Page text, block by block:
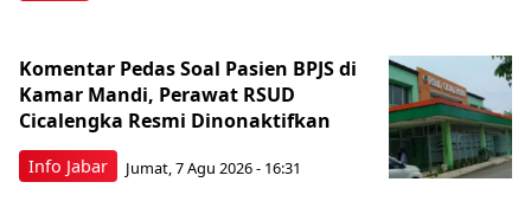
Info Jabar
Komentar Pedas Soal Pasien BPJS di
Kamar Mandi, Perawat RSUD
Cicalengka Resmi Dinonaktifkan
Jumat, 7 Agu 2026 - 16:31